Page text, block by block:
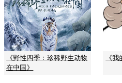
《野性四季：珍稀野生动物
在中国》
《